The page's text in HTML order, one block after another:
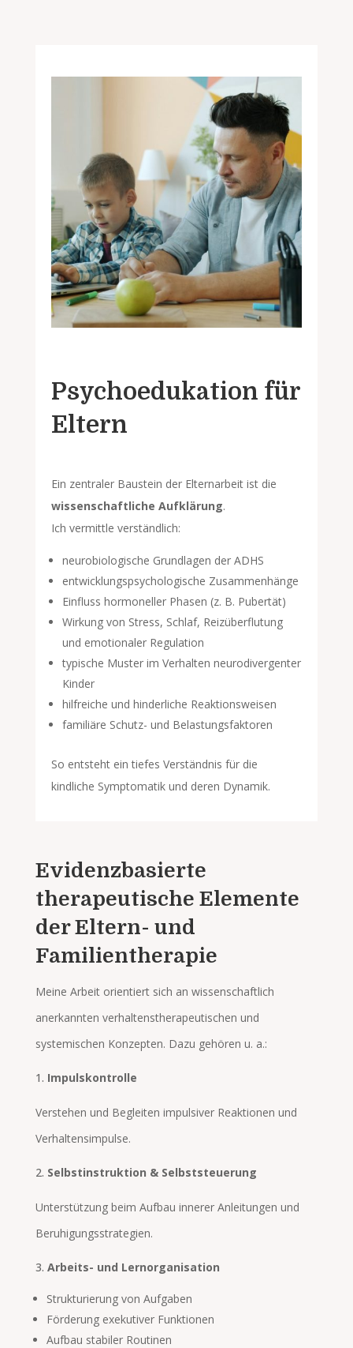
Psychoedukation für
Eltern
Ein zentraler Baustein der Elternarbeit ist die
wissenschaftliche Aufklärung.
Ich vermittle verständlich:
neurobiologische Grundlagen der ADHS
entwicklungspsychologische Zusammenhänge
Einfluss hormoneller Phasen (z. B. Pubertät)
Wirkung von Stress, Schlaf, Reizüberflutung
und emotionaler Regulation
typische Muster im Verhalten neurodivergenter
Kinder
hilfreiche und hinderliche Reaktionsweisen
familiäre Schutz- und Belastungsfaktoren
So entsteht ein tiefes Verständnis für die
kindliche Symptomatik und deren Dynamik.
Evidenzbasierte
therapeutische Elemente
der Eltern- und
Familientherapie
Meine Arbeit orientiert sich an wissenschaftlich
anerkannten verhaltenstherapeutischen und
systemischen Konzepten. Dazu gehören u. a.:
Impulskontrolle
Verstehen und Begleiten impulsiver Reaktionen und
Verhaltensimpulse.
Selbstinstruktion & Selbststeuerung
Unterstützung beim Aufbau innerer Anleitungen und
Beruhigungsstrategien.
Arbeits- und Lernorganisation
Strukturierung von Aufgaben
Förderung exekutiver Funktionen
Aufbau stabiler Routinen